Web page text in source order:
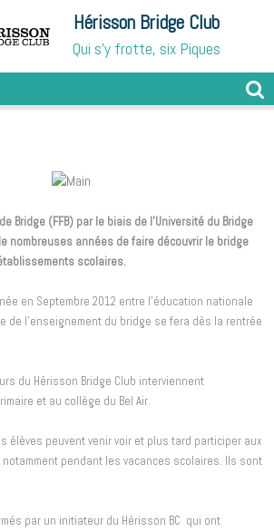
Hérisson Bridge Club
Qui s'y frotte, six Piques
Bridge (FFB) par le biais de l'Université du Bridge
nombreuses années de faire découvrir le bridge
scolaires.
en Septembre 2012 entre l’éducation nationale
de l’enseignement du bridge se fera dès la rentrée
du Hérisson Bridge Club interviennent
et au collège du Bel Air.
élèves peuvent venir voir et plus tard participer aux
pendant les vacances scolaires. Ils sont
par un initiateur du Hérisson BC qui ont